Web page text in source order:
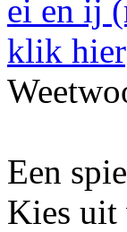
Een
Kies uit